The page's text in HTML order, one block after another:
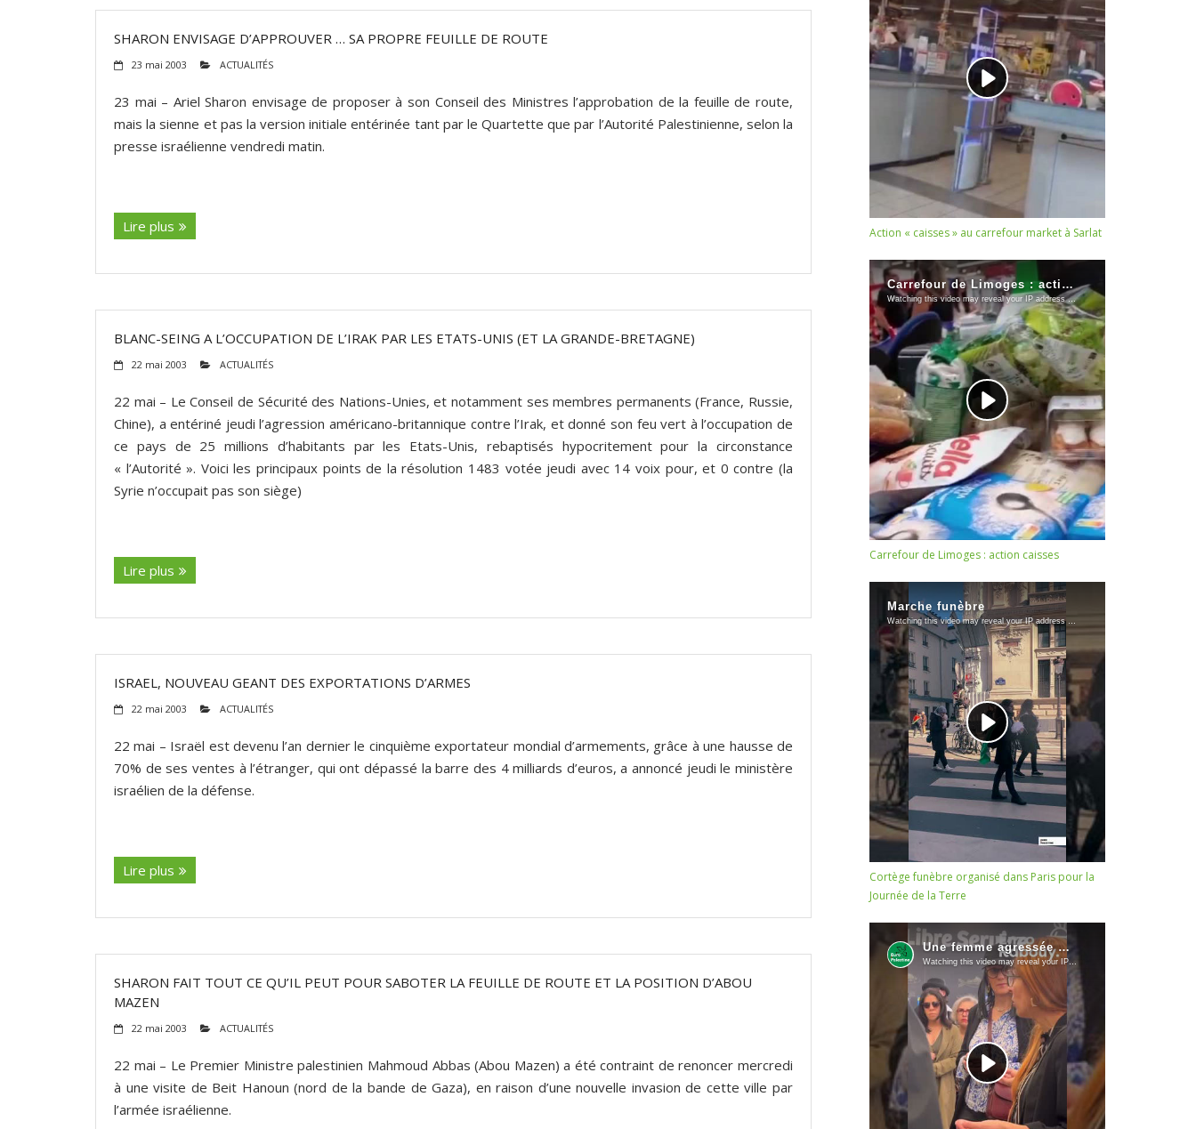
SHARON ENVISAGE D’APPROUVER … SA PROPRE FEUILLE DE ROUTE
23 mai 2003 ACTUALITÉS
23 mai – Ariel Sharon envisage de proposer à son Conseil des Ministres l’approbation de la feuille de route,
mais la sienne et pas la version initiale entérinée tant par le Quartette que par l’Autorité Palestinienne, selon la
presse israélienne vendredi matin.
Lire plus
BLANC-SEING A L’OCCUPATION DE L’IRAK PAR LES ETATS-UNIS (ET LA GRANDE-BRETAGNE)
22 mai 2003 ACTUALITÉS
22 mai – Le Conseil de Sécurité des Nations-Unies, et notamment ses membres permanents (France, Russie,
Chine), a entériné jeudi l’agression américano-britannique contre l’Irak, et donné son feu vert à l’occupation de
ce pays de 25 millions d’habitants par les Etats-Unis, rebaptisés hypocritement pour la circonstance
« l’Autorité ». Voici les principaux points de la résolution 1483 votée jeudi avec 14 voix pour, et 0 contre (la
Syrie n’occupait pas son siège)
Lire plus
ISRAEL, NOUVEAU GEANT DES EXPORTATIONS D’ARMES
22 mai 2003 ACTUALITÉS
22 mai – Israël est devenu l’an dernier le cinquième exportateur mondial d’armements, grâce à une hausse de
70% de ses ventes à l’étranger, qui ont dépassé la barre des 4 milliards d’euros, a annoncé jeudi le ministère
israélien de la défense.
Lire plus
SHARON FAIT TOUT CE QU’IL PEUT POUR SABOTER LA FEUILLE DE ROUTE ET LA POSITION D’ABOU
MAZEN
22 mai 2003 ACTUALITÉS
22 mai – Le Premier Ministre palestinien Mahmoud Abbas (Abou Mazen) a été contraint de renoncer mercredi
à une visite de Beit Hanoun (nord de la bande de Gaza), en raison d’une nouvelle invasion de cette ville par
l’armée israélienne.
Action « caisses » au carrefour market à Sarlat
Carrefour de Limoges : action caisses
Cortège funèbre organisé dans Paris pour la
Journée de la Terre